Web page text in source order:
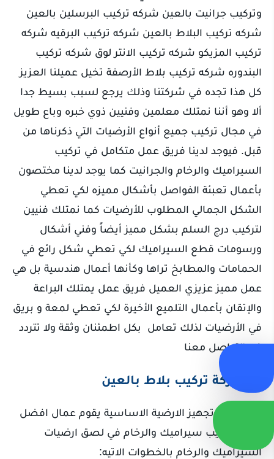
وتركيب جرانيت بالعين شركه تركيب البرسلين بالعين
شركه تركيب البلاط بالعين شركه تركيب البرقيه شركه
تركيب المزيكو شركه تركيب الانتر لوق شركه تركيب
البندوره شركه تركيب بلاط الأرصفة تخيل عميلنا العزيز
كل هذا تجده في شركتنا وذلك يرجع لسبب بسيط جدا
ألا وهو أننا نمتلك معلمين وفنيين ذوي خبره وباع طويل
في مجال تركيب جميع أنواع الأرضيات التي ذكرناها من
قبل. فيوجد لدينا فريق عمل متكامل في تركيب
السيراميك والرخام والجرانيت كما يوجد لدينا مختصون
بأعمال تعبئة الفواصل بأشكال مميزه لكي تعطي
الشكل الجمالي المطلوب للأرضيات كما نمتلك فنيين
لتركيب درج السلم بشكل مميز أيضاً وفني أشكال
ورسومات قطع السيراميك لكي تعطي شكل رائع في
الحمامات والمطابخ تراها وكأنها أعمال هندسية بل هي
عمل مميز عزيزي العميل فريق عمل يمتلك البراعة
والإتقان بأعمال التلميع الأخيرة لكي تعطي لمعة و بريق
في الأرضيات لذلك تعامل بكل اطمئنان وثقة ولا تتردد
في التواصل معنا
شركة تركيب بلاط بالعين
بعد اتمام تجهيز الارضية الاساسية يقوم عمال افضل
شركة تركيب سيراميك والرخام في لصق ارضيات
السيراميك والرخام بالخطوات الاتيه: